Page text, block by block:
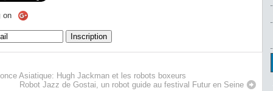
on
Asiatique: Hugh Jackman et les robots boxeurs
Robot Jazz de Gostai, un robot guide au festival Futur en Seine